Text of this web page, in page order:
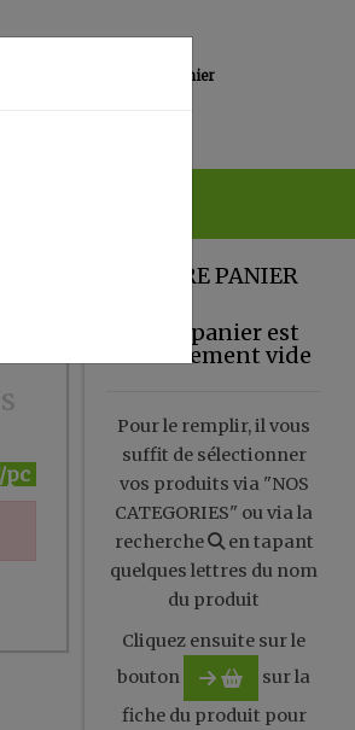
Mon panier
pc
VOTRE PANIER
Votre panier est
actuellement vide
Pour le remplir, il vous
suffit de sélectionner
vos produits via "NOS
CATEGORIES" ou via la
recherche
en tapant
quelques lettres du nom
du produit
Cliquez ensuite sur le
bouton
sur la
fiche du produit pour